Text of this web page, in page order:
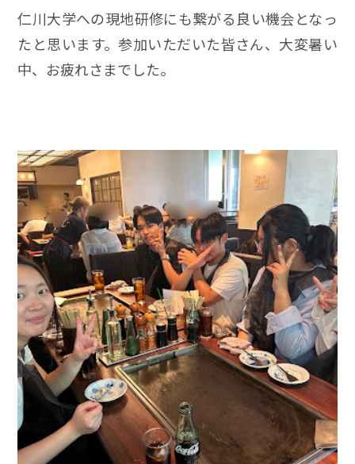
仁川大学への現地研修にも繋がる良い機会となっ
たと思います。参加いただいた皆さん、大変暑い
中、お疲れさまでした。